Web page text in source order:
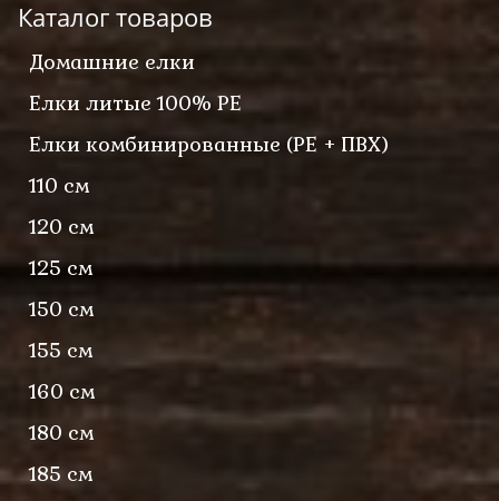
Каталог товаров
Домашние елки
Елки литые 100% PE
Елки комбинированные (PE + ПВХ)
110 см
120 см
125 см
150 см
155 см
160 см
180 см
185 см